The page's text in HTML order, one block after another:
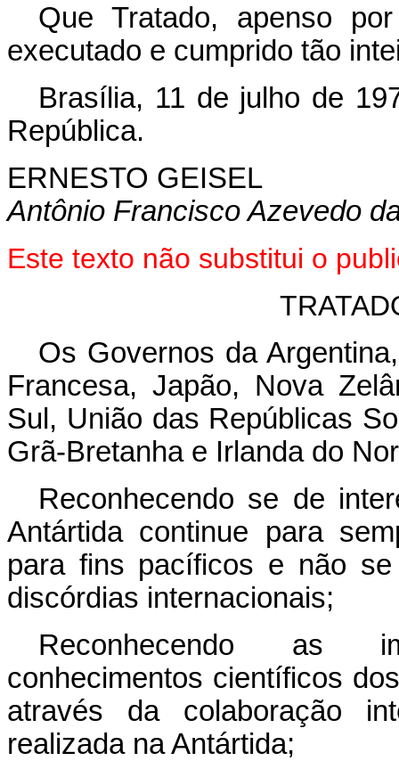
Que Tratado, apenso
executado e cumprido tão
Brasília, 11 de julho de
República.
ERNESTO GEISEL
Antônio Francisco Azevedo
Este texto não substitui o
Os Governos da
Francesa, Japão, Nova
Sul, União das Repúblicas
Grã-Bretanha e Irlanda do
Reconhecendo se de
Antártida continue para
para fins pacíficos e não
discórdias internacionais;
Reconhecendo as
conhecimentos científicos
através da colaboração
realizada na Antártida;